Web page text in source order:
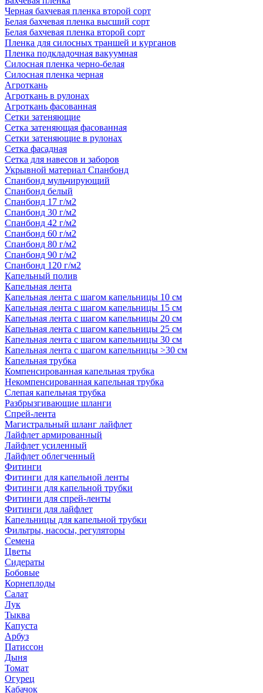
Черная бахчевая пленка второй сорт
Белая бахчевая пленка высший сорт
Белая бахчевая пленка второй сорт
Пленка для силосных траншей и курганов
Пленка подкладочная вакуумная
Силосная пленка черно-белая
Силосная пленка черная
Агроткань
Агроткань в рулонах
Агроткань фасованная
Сетки затеняющие
Сетка затеняющая фасованная
Сетки затеняющие в рулонах
Сетка фасадная
Сетка для навесов и заборов
Укрывной материал Спанбонд
Спанбонд мульчирующий
Спанбонд белый
Спанбонд 17 г/м2
Спанбонд 30 г/м2
Спанбонд 42 г/м2
Спанбонд 60 г/м2
Спанбонд 80 г/м2
Спанбонд 90 г/м2
Спанбонд 120 г/м2
Капельный полив
Капельная лента
Капельная лента с шагом капельницы 10 см
Капельная лента с шагом капельницы 15 см
Капельная лента с шагом капельницы 20 см
Капельная лента с шагом капельницы 25 см
Капельная лента с шагом капельницы 30 см
Капельная лента с шагом капельницы >30 см
Капельная трубка
Компенсированная капельная трубка
Некомпенсированная капельная трубка
Слепая капельная трубка
Разбрызгивающие шланги
Спрей-лента
Магистральный шланг лайфлет
Лайфлет армированный
Лайфлет усиленный
Лайфлет облегченный
Фитинги
Фитинги для капельной ленты
Фитинги для капельной трубки
Фитинги для спрей-ленты
Фитинги для лайфлет
Капельницы для капельной трубки
Фильтры, насосы, регуляторы
Семена
Цветы
Сидераты
Бобовые
Корнеплоды
Салат
Лук
Тыква
Капуста
Арбуз
Патиссон
Дыня
Томат
Огурец
Кабачок